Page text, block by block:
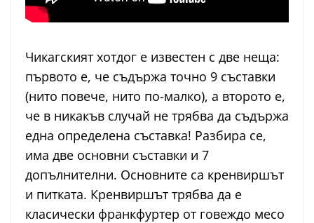
Чикагският хотдог е известен с две неща:
първото е, че съдържа точно 9 съставки
(нито повече, нито по-малко), а второто е,
че в никакъв случай не трябва да съдържа
една определена съставка! Разбира се,
има две основни съставки и 7
допълнителни. Основните са кренвиршът
и питката. Кренвиршът трябва да е
класически франкфуртер от говеждо месо